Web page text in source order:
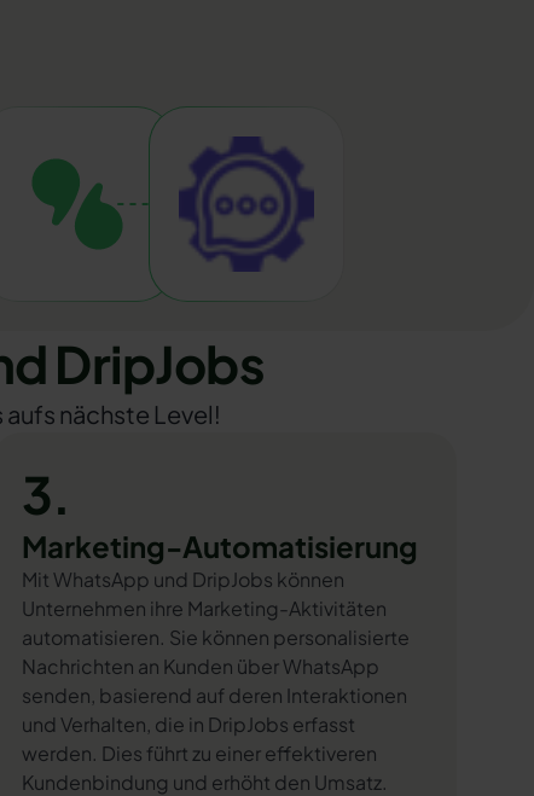
DripJobs
nächste Level!
3.
Marketing-Automatisierung
Mit WhatsApp und DripJobs können
Unternehmen ihre Marketing-Aktivitäten
automatisieren. Sie können personalisierte
Nachrichten an Kunden über WhatsApp
senden, basierend auf deren Interaktionen
und Verhalten, die in DripJobs erfasst
werden. Dies führt zu einer effektiveren
Kundenbindung und erhöht den Umsatz.